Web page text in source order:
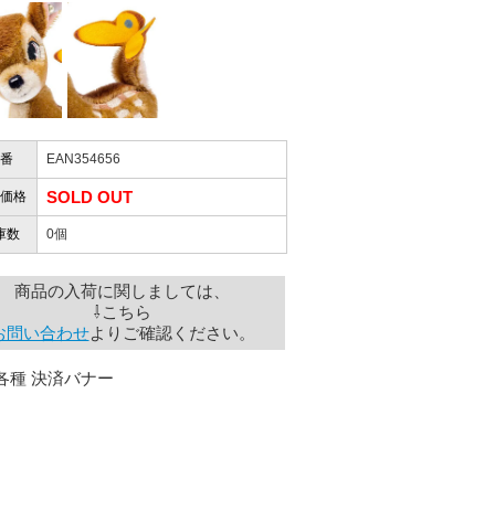
ますか？
します。
りません。
けとなります。
ますので、ご了承の程よろしく
セルは受け付けかねます。
）
んを紹介され…」
心感がありました」
来そうだった」
EAN354656
格 SOLD OUT
数 0個
商品の入荷に関しましては、
⇩こちら
問い合わせよりご確認ください。